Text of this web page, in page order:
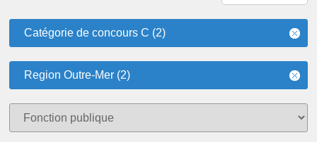
Catégorie de concours C (2)
Region Outre-Mer (2)